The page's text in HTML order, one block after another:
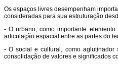
Os espaços livres desempenham
consideradas para sua estruturação
- O urbano, como importante
articulação espacial entre as partes do
- O social e cultural, como
consolidação de valores e significados